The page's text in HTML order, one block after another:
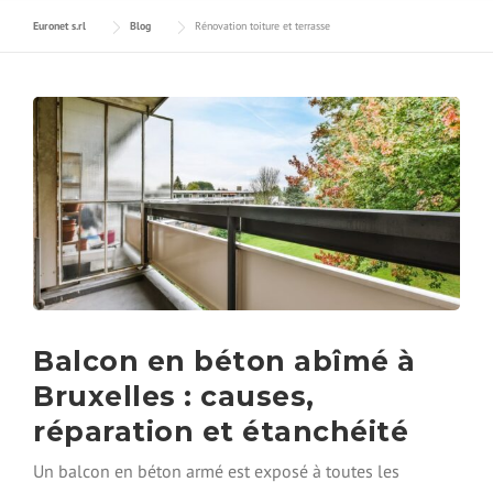
Euronet s.rl Blog Rénovation toiture et terrasse
Balcon en béton abîmé à
Bruxelles : causes,
réparation et étanchéité
Un balcon en béton armé est exposé à toutes les